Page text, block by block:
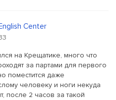
Center
на Крещатике, много что
за партами для первого
поместится даже
человеку и ноги некуда
после 2 часов за такой